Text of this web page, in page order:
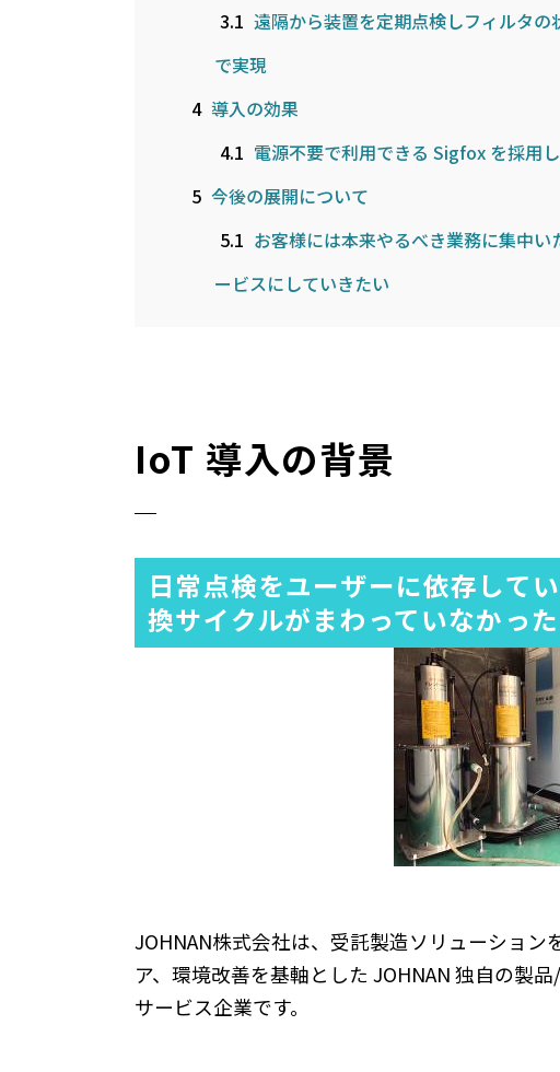
3.1 遠隔から装置を定期点検しフィルタ
で実現
4 導入の効果
4.1 電源不要で利用できる Sigfox を採用
5 今後の展開について
5.1 お客様には本来やるべき業務に集中
ービスにしていきたい
IoT 導入の背景
日常点検をユーザーに依存して
換サイクルがまわっていなかった
JOHNAN株式会社は、受託製造ソリューショ
ア、環境改善を基軸とした JOHNAN 独自の製
サービス企業です。